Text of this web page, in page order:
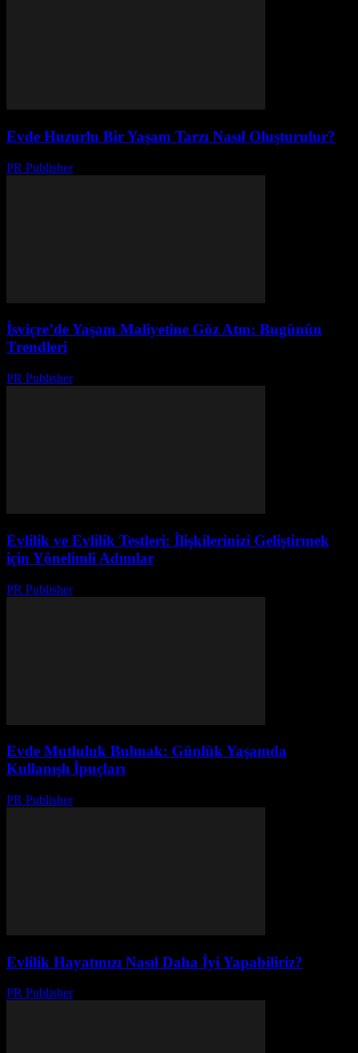
Evde Huzurlu Bir Yaşam Tarzı Nasıl Oluşturulur?
PR Publisher-
İsviçre’de Yaşam Maliyetine Göz Atın: Bugünün
Trendleri
PR Publisher-
Evlilik ve Evlilik Testleri: İlişkilerinizi Geliştirmek
için Yönelimli Adımlar
PR Publisher-
Evde Mutluluk Bulmak: Günlük Yaşamda
Kullanışlı İpuçları
PR Publisher-
Evlilik Hayatınızı Nasıl Daha İyi Yapabiliriz?
PR Publisher-